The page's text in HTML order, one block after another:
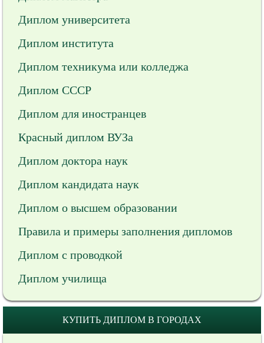
Диплом университета
Диплом института
Диплом техникума или колледжа
Диплом СССР
Диплом для иностранцев
Красный диплом ВУЗа
Диплом доктора наук
Диплом кандидата наук
Диплом о высшем образовании
Правила и примеры заполнения дипломов
Диплом с проводкой
Диплом училища
КУПИТЬ ДИПЛОМ В ГОРОДАХ